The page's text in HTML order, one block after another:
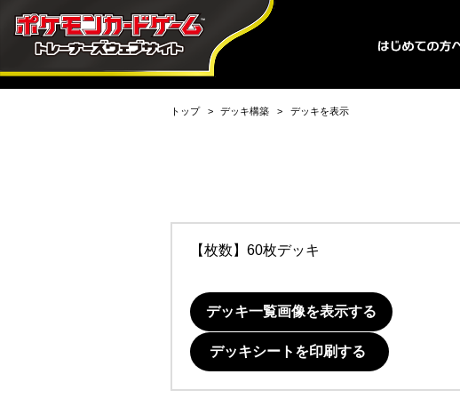
トップ デッキ構築 デッキを表示
【枚数】60枚デッキ
デッキ一覧画像を表示する
デッキシートを印刷する